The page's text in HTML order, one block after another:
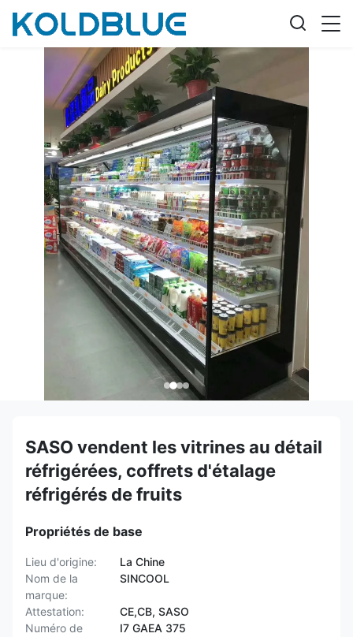
SASO vendent les vitrines au détail
réfrigérées, coffrets d'étalage
réfrigérés de fruits
Propriétés de base
Lieu d'origine:
La Chine
Nom de la
marque:
SINCOOL
Attestation:
CE,CB, SASO
Numéro de
I7 GAEA 375